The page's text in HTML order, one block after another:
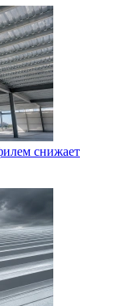
снижает